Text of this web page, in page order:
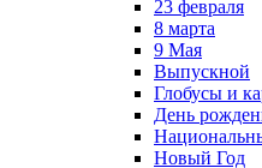
23 февраля
8 марта
9 Мая
Выпускной
Глобусы и
День
Новый Год